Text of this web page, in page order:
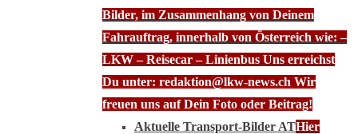
Bilder, im Zusammenhang von Deinem
Fahrauftrag, innerhalb von Österreich wie: –
LKW – Reisecar – Linienbus Uns erreichst
Du unter: redaktion@lkw-news.ch Wir
freuen uns auf Dein Foto oder Beitrag!
Aktuelle Transport-Bilder ATHier